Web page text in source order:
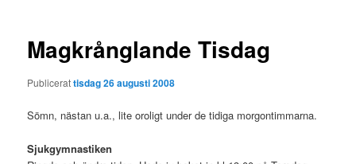
Magkrånglande Tisdag
Publicerattisdag 26 augusti 2008
Sömn, nästan u.a., lite oroligt under de tidiga morgontimmarna.
Sjukgymnastiken